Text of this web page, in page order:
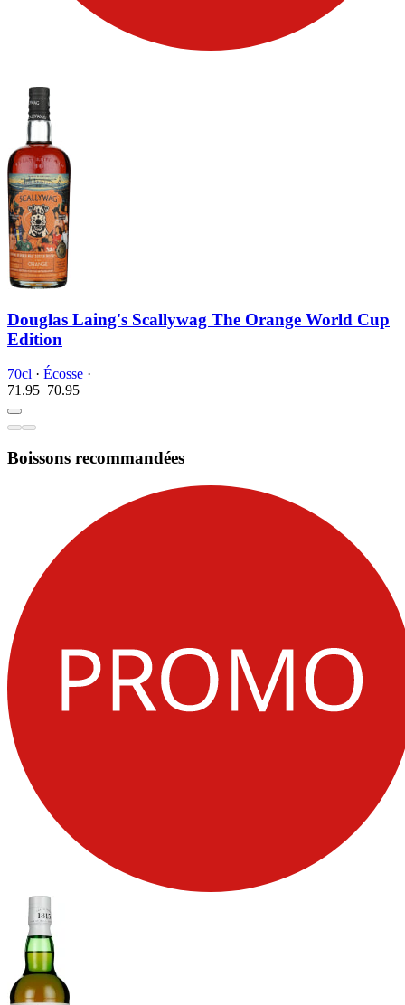
Douglas Laing's Scallywag The Orange World Cup
Edition
70cl · Écosse ·
71.95 70.95
Boissons recommandées